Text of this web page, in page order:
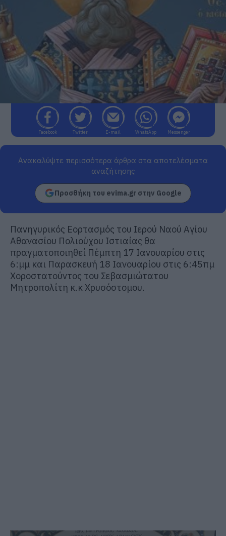
Facebook Twitter E-mail WhatsApp Messenger
Ανακαλύψτε περισσότερα άρθρα στα αποτελέσματα
αναζήτησης
Προσθήκη του evima.gr στην Google
Πανηγυρικός Εορτασμός του Ιερού Ναού Αγίου
Αθανασίου Πολιούχου Ιστιαίας θα
πραγματοποιηθεί Πέμπτη 17 Ιανουαρίου στις
6:μμ και Παρασκευή 18 Ιανουαρίου στις 6:45πμ
Χοροστατούντος του Σεβασμιώτατου
Μητροπολίτη κ.κ Χρυσόστομου.